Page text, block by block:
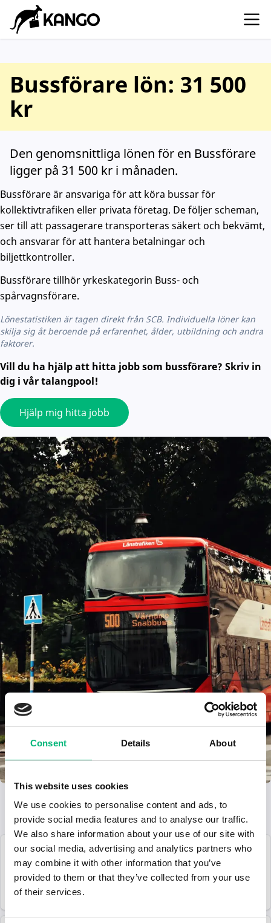
Consent Details About
This website uses cookies
We use cookies to personalise content and ads, to
provide social media features and to analyse our traffic.
We also share information about your use of our site with
our social media, advertising and analytics partners who
may combine it with other information that you’ve
provided to them or that they’ve collected from your use
of their services.
Bussförare lön: 31 500
kr
Den genomsnittliga lönen för en Bussförare
ligger på 31 500 kr i månaden.
Bussförare är ansvariga för att köra bussar för
kollektivtrafiken eller privata företag. De följer scheman,
ser till att passagerare transporteras säkert och bekvämt,
och ansvarar för att hantera betalningar och
biljettkontroller.
Bussförare tillhör yrkeskategorin Buss- och
spårvagnsförare.
Lönestatistiken är tagen direkt från SCB. Individuella löner kan
skilja sig åt beroende på erfarenhet, ålder, utbildning och andra
faktorer.
Vill du ha hjälp att hitta jobb som bussförare? Skriv in
dig i vår talangpool!
Hjälp mig hitta jobb
Lediga jobb inom yrket Bussförare:
2026-07-20
Bussförare Filipstad- Timanställning
Nobina Sverige AB
Filipstad